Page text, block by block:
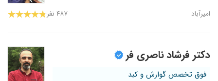
امیرآباد ۴۸۷ نفر
دکتر فرشاد ناصری فر
فوق تخصص گوارش و کبد